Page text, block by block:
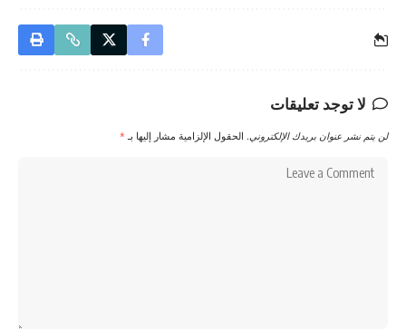
لا توجد تعليقات
لن يتم نشر عنوان بريدك الإلكتروني. الحقول الإلزامية مشار إليها بـ *